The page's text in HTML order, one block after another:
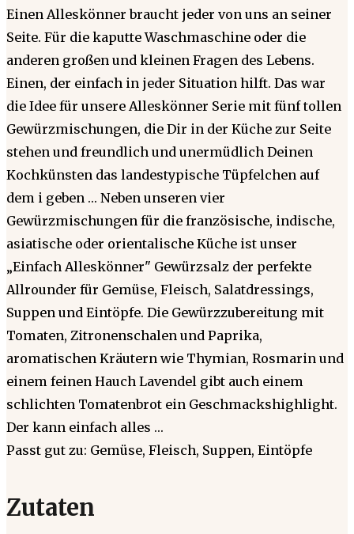
Einen Alleskönner braucht jeder von uns an seiner
Seite. Für die kaputte Waschmaschine oder die
anderen großen und kleinen Fragen des Lebens.
Einen, der einfach in jeder Situation hilft. Das war
die Idee für unsere Alleskönner Serie mit fünf tollen
Gewürzmischungen, die Dir in der Küche zur Seite
stehen und freundlich und unermüdlich Deinen
Kochkünsten das landestypische Tüpfelchen auf
dem i geben … Neben unseren vier
Gewürzmischungen für die französische, indische,
asiatische oder orientalische Küche ist unser
„Einfach Alleskönner" Gewürzsalz der perfekte
Allrounder für Gemüse, Fleisch, Salatdressings,
Suppen und Eintöpfe. Die Gewürzzubereitung mit
Tomaten, Zitronenschalen und Paprika,
aromatischen Kräutern wie Thymian, Rosmarin und
einem feinen Hauch Lavendel gibt auch einem
schlichten Tomatenbrot ein Geschmackshighlight.
Der kann einfach alles …
Passt gut zu: Gemüse, Fleisch, Suppen, Eintöpfe
Zutaten